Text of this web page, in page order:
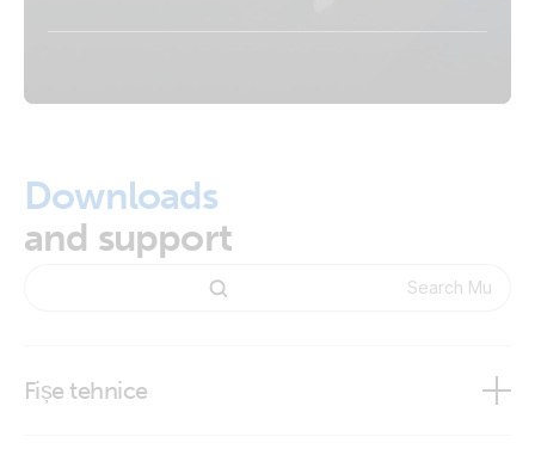
Aflați mai multe
Downloads
and support
Fișe tehnice